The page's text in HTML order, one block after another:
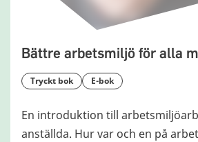
Bättre arbetsmiljö för alla
tryckt bok e-bok
En introduktion till
anställda. Hur var och en på